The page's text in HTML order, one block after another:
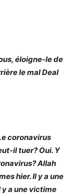
éloigne-le de
le mal Deal
coronavirus
il tuer? Oui. Y
Allah
hier. Il y a une
y a une victime